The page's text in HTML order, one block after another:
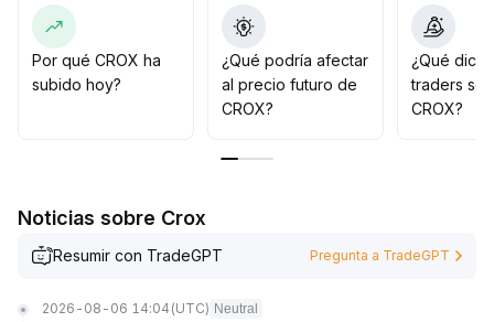
En caso de una ruptura efectiva, se puede considerar
aumentar posiciones; si no se materializa, es preferible
mantener la cautela ante el riesgo de corrección
Por qué CROX ha
subido hoy?
¿Qué podría afectar
al precio futuro de
CROX?
¿Qué
traders
CROX?
Noticias sobre Crox
Resumir con TradeGPT Pregunta a TradeGPT
2026-08-06 14:04 (UTC) Neutral